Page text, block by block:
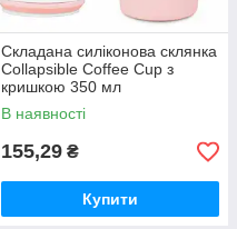
Складана силіконова склянка
Collapsible Coffee Cup з
кришкою 350 мл
В наявності
155,29 ₴
Купити